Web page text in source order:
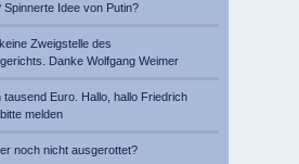
Idee von Putin?
Zweigstelle des
Danke Wolfgang Weimer
tausend Euro. Hallo, hallo Friedrich
melden
noch nicht ausgerottet?